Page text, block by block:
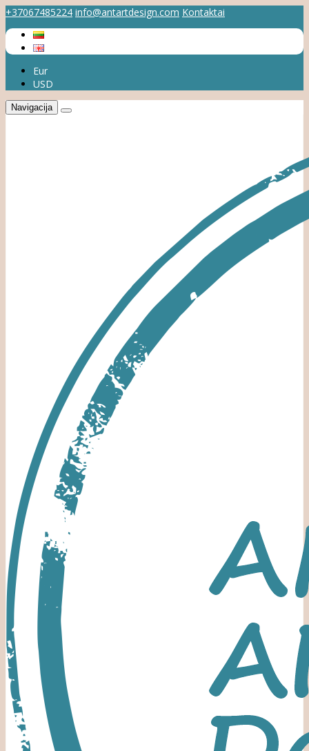
+37067485224 info@antartdesign.com Kontaktai
Eur
USD
Navigacija